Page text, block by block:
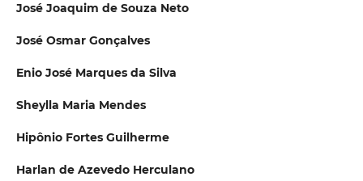
José Joaquim de Souza Neto
José Osmar Gonçalves
Enio José Marques da Silva
Sheylla Maria Mendes
Hipônio Fortes Guilherme
Harlan de Azevedo Herculano